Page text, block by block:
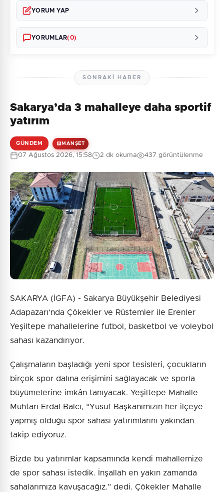
YORUM YAP
Güvenlik Sorusu:
3 + 10 = ?
Gönder
YORUMLAR(0)
Henüz yorum yapılmamış. İlk yorumu siz yapın!
SONRAKI HABER
Sakarya’da 3 mahalleye daha sportif
yatırım
GÜNDEM MANŞET
07 Ağustos 2026, 15:58 2 dk okuma 437 görüntülenme
SAKARYA (İGFA) - Sakarya Büyükşehir Belediyesi
Adapazarı’nda Çökekler ve Rüstemler ile Erenler
Yeşiltepe mahallelerine futbol, basketbol ve voleybol
sahası kazandırıyor.
Çalışmaların başladığı yeni spor tesisleri, çocukların
birçok spor dalına erişimini sağlayacak ve sporla
büyümelerine imkân tanıyacak. Yeşiltepe Mahalle
Muhtarı Erdal Balcı, “Yusuf Başkanımızın her ilçeye
yapmış olduğu spor sahası yatırımlarını yakından
takip ediyoruz.
Bizde bu yatırımlar kapsamında kendi mahallemize
de spor sahası istedik. İnşallah en yakın zamanda
sahalarımıza kavuşacağız.” dedi. Çökekler Mahalle